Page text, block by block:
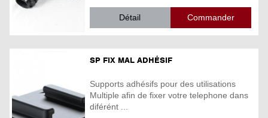
Détail
SP FIX MAL ADHÉSIF
Supports adhésifs pour des utilisations
Multiple afin de fixer votre telephone dans
diférént ...